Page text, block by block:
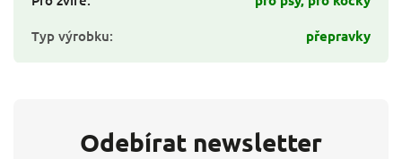
Typ výrobku: přepravky
Odebírat newsletter